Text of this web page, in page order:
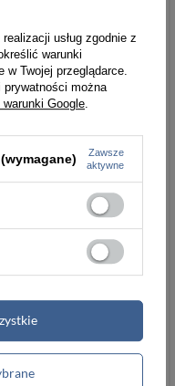
usług zgodnie z
warunki
Twojej przeglądarce.
prywatności można
Google
Zawsze
aktywne